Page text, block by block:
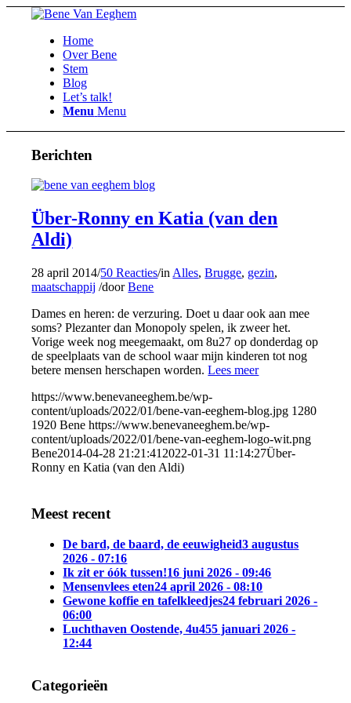
Home
Over Bene
Stem
Blog
Let’s talk!
Menu Menu
Berichten
Über-Ronny en Katia (van den
Aldi)
28 april 2014/50 Reacties/in Alles,Brugge, gezin,
maatschappij /doorBene
Dames en heren: de verzuring. Doet u daar ook aan mee
soms? Plezanter dan Monopoly spelen, ik zweer het.
Vorige week nog meegemaakt, om 8u27 op donderdag op
de speelplaats van de school waar mijn kinderen tot nog
betere mensen herschapen worden.Lees meer
https://www.benevaneeghem.be/wp-
content/uploads/2022/01/bene-van-eeghem-blog.jpg 1280
1920 Bene https://www.benevaneeghem.be/wp-
content/uploads/2022/01/bene-van-eeghem-logo-wit.png
Bene2014-04-28 21:21:41 2022-01-31 11:14:27Über-
Ronny en Katia (van den Aldi)
Meest recent
De bard, de baard, de eeuwigheid3 augustus
2026 - 07:16
Ik zit er óók tussen!16 juni 2026 - 09:46
Mensenvlees eten24 april 2026 - 08:10
Gewone koffie en tafelkleedjes24 februari 2026 -
06:00
Luchthaven Oostende, 4u455 januari 2026 -
12:44
Categorieën